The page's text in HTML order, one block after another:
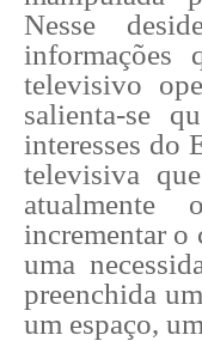
Nesse
informações
televisivo
salienta-se
interesses do
televisiva
atualmente
incrementar o
uma
preenchida
um espaço,